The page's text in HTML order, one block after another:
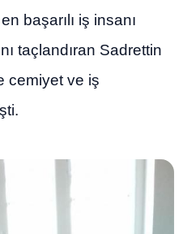
başarılı iş insanı
taçlandıran Sadrettin
cemiyet ve iş